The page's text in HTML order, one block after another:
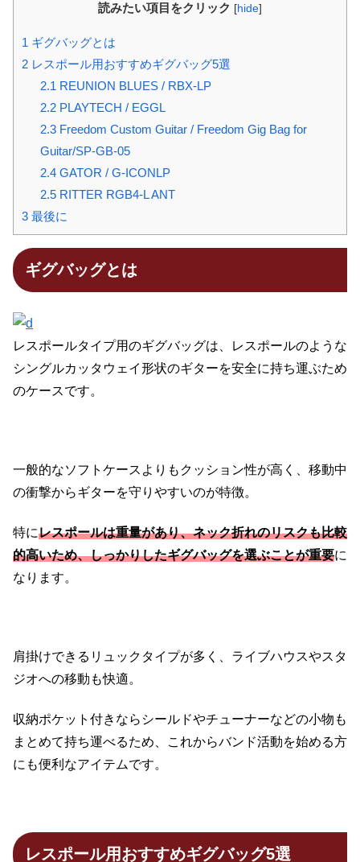
読みたい項目をクリック [hide]
1 ギグバッグとは
2 レスポール用おすすめギグバッグ5選
2.1 REUNION BLUES / RBX-LP
2.2PLAYTECH / EGGL
2.3Freedom Custom Guitar / Freedom Gig Bag for
Guitar/SP-GB-05
2.4GATOR / G-ICONLP
2.5RITTER RGB4-L ANT
3 最後に
ギグバッグとは
レスポールタイプ用のギグバッグは、レスポールのような
シングルカッタウェイ形状のギターを安全に持ち運ぶため
のケースです。
一般的なソフトケースよりもクッション性が高く、移動中
の衝撃からギターを守りやすいのが特徴。
特にレスポールは重量があり、ネック折れのリスクも比較
的高いため、しっかりしたギグバッグを選ぶことが重要に
なります。
肩掛けできるリュックタイプが多く、ライブハウスやスタ
ジオへの移動も快適。
収納ポケット付きならシールドやチューナーなどの小物も
まとめて持ち運べるため、これからバンド活動を始める方
にも便利なアイテムです。
レスポール用おすすめギグバッグ5選